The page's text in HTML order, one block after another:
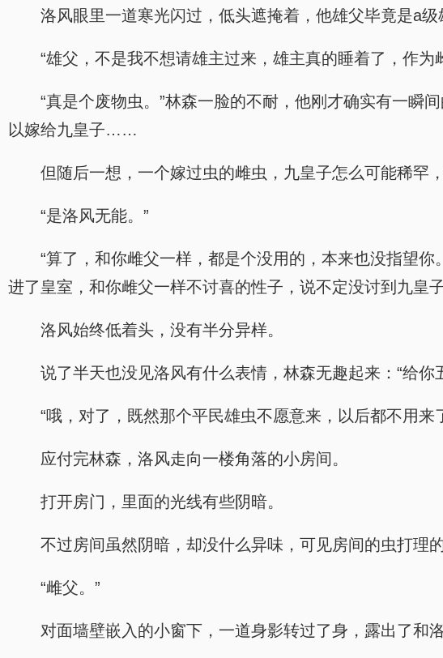
洛风眼里一道寒光闪过，低头遮掩着，他雄父毕竟是a级
“雄父，不是我不想请雄主过来，雄主真的睡着了，作为
“真是个废物虫。”林森一脸的不耐，他刚才确实有一瞬
以嫁给九皇子……
但随后一想，一个嫁过虫的雌虫，九皇子怎么可能稀罕
“是洛风无能。”
“算了，和你雌父一样，都是个没用的，本来也没指望
进了皇室，和你雌父一样不讨喜的性子，说不定没讨到九皇
洛风始终低着头，没有半分异样。
说了半天也没见洛风有什么表情，林森无趣起来：“给
“哦，对了，既然那个平民雄虫不愿意来，以后都不用来
应付完林森，洛风走向一楼角落的小房间。
打开房门，里面的光线有些阴暗。
不过房间虽然阴暗，却没什么异味，可见房间的虫打理的
“雌父。”
对面墙壁嵌入的小窗下，一道身影转过了身，露出了和